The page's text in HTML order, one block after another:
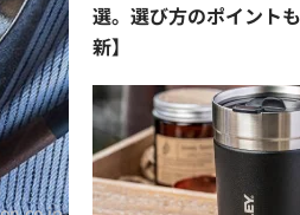
選。選び方のポイント
新】